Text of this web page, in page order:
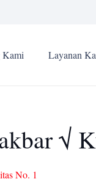
Kami Layanan
√
No. 1